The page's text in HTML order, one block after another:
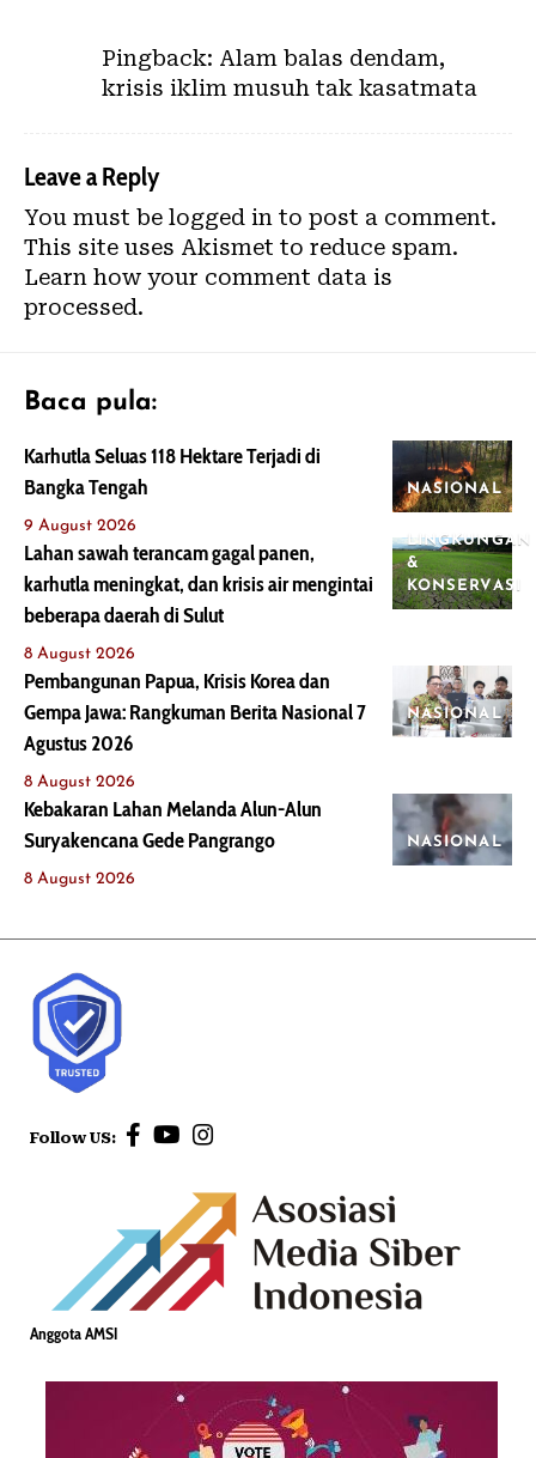
Pingback: Alam balas dendam,
krisis iklim musuh tak kasatmata
Leave a Reply
You must be logged in to post a comment.
This site uses Akismet to reduce spam.
Learn how your comment data is
processed.
Baca pula:
NASIONAL
Karhutla Seluas 118 Hektare Terjadi di
Bangka Tengah
9 August 2026
LINGKUNGAN
&
KONSERVASI
Lahan sawah terancam gagal panen,
karhutla meningkat, dan krisis air mengintai
beberapa daerah di Sulut
8 August 2026
NASIONAL
Pembangunan Papua, Krisis Korea dan
Gempa Jawa: Rangkuman Berita Nasional 7
Agustus 2026
8 August 2026
NASIONAL
Kebakaran Lahan Melanda Alun-Alun
Suryakencana Gede Pangrango
8 August 2026
Follow US:
Anggota AMSI